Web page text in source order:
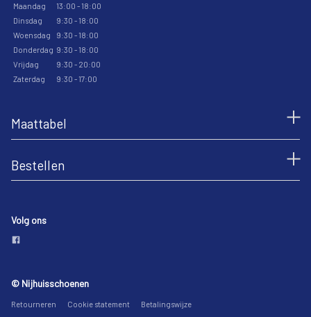
Maandag
13:00 - 18:00
Dinsdag
9:30 - 18:00
Woensdag
9:30 - 18:00
Donderdag 9:30 - 18:00
Vrijdag
9:30 - 20:00
Zaterdag
9:30 - 17:00
Maattabel
Bestellen
Volg ons
© Nijhuisschoenen
Retourneren Cookie statement Betalingswijze